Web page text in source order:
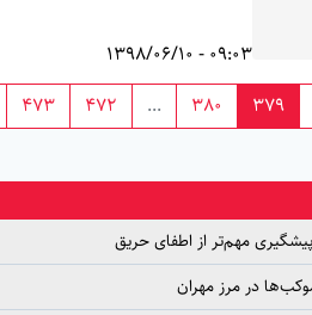
380
...
472
473
›
مهم‌تر از اطفای حریق
در مرز مهران